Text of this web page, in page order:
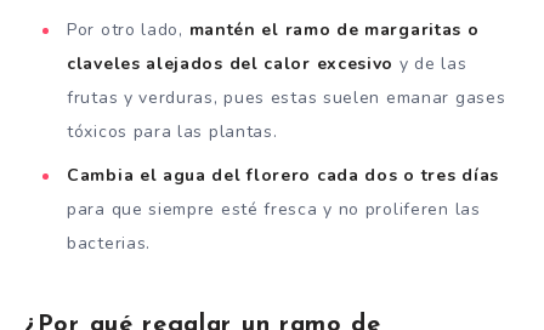
Por otro lado, mantén el ramo de margaritas o
claveles alejados del calor excesivo y de las
frutas y verduras, pues estas suelen emanar gases
tóxicos para las plantas.
Cambia el agua del florero cada dos o tres días
para que siempre esté fresca y no proliferen las
bacterias.
¿Por qué regalar un ramo de